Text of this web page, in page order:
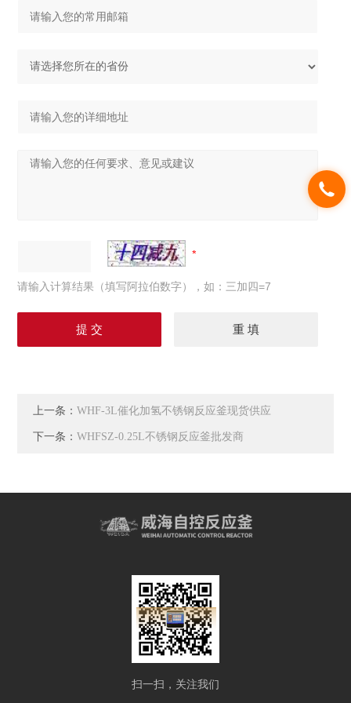
请输入计算结果（填写阿拉伯数字），如：三加四=7
上一条：WHF-3L催化加氢不锈钢反应釜现货供应
下一条：WHFSZ-0.25L不锈钢反应釜批发商
扫一扫，关注我们